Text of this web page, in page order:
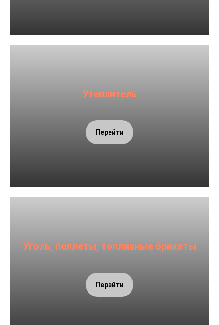
Утеплитель
Перейти
Уголь, пеллеты, топливные брикеты
Перейти